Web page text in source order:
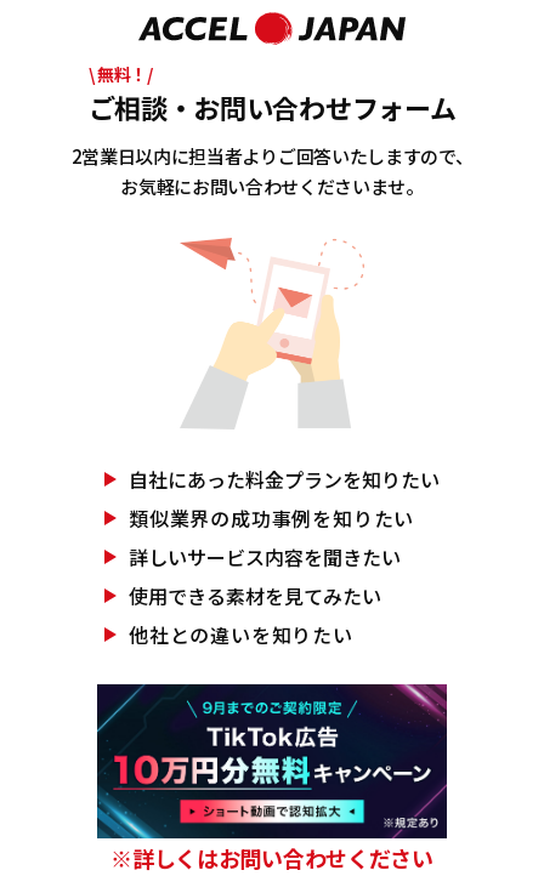
\ 無料！/
ご相談・お問い合わせフォーム
2営業日以内に担当者よりご回答いたしますので、
お気軽にお問い合わせくださいませ。
自社にあった料金プランを知りたい
類似業界の成功事例を知りたい
詳しいサービス内容を聞きたい
使用できる素材を見てみたい
他社との違いを知りたい
※詳しくはお問い合わせください